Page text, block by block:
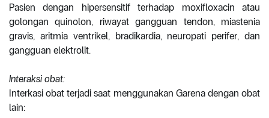
Pasien dengan hipersensitif terhadap moxifloxacin atau
golongan quinolon, riwayat gangguan tendon, miastenia
gravis, aritmia ventrikel, bradikardia, neuropati perifer, dan
gangguan elektrolit.
Interaksi obat:
Interkasi obat terjadi saat menggunakan Garena dengan obat
lain: